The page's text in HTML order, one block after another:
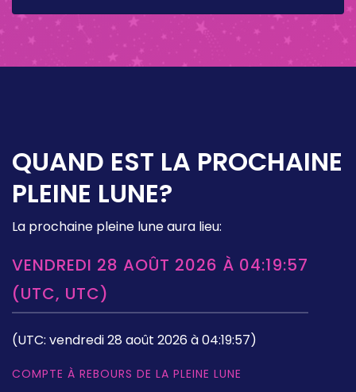
QUAND EST LA PROCHAINE
PLEINE LUNE?
La prochaine pleine lune aura lieu:
VENDREDI 28 AOÛT 2026 À 04:19:57
(UTC, UTC)
(UTC: vendredi 28 août 2026 à 04:19:57)
COMPTE À REBOURS DE LA PLEINE LUNE